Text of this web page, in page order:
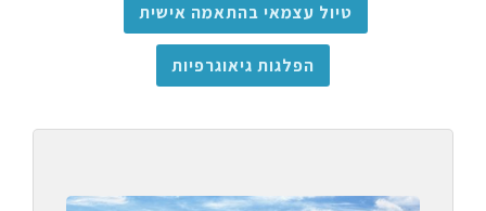
טיול עצמאי בהתאמה אישית
הפלגות גיאוגרפיות